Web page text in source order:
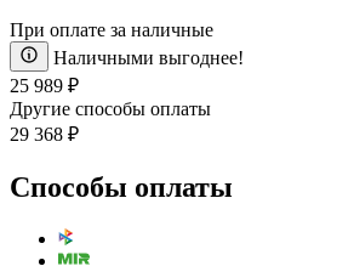
При оплате за наличные
Наличными выгоднее!
25 989 ₽
Другие способы оплаты
29 368 ₽
Способы оплаты